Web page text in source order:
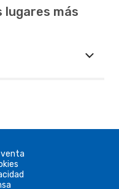
lugares más
venta